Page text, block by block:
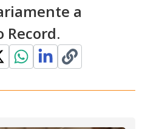
a
Record.